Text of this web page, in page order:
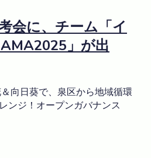
会に、チーム「イ
」が出
向日葵で、泉区から地域循環
ンジ！オープンガバナンス